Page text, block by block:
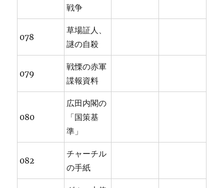
戦争
078
草場証人、
謎の自殺
079
戦慄の赤軍
諜報資料
080
広田内閣の
「国策基
準」
082
チャーチル
の手紙